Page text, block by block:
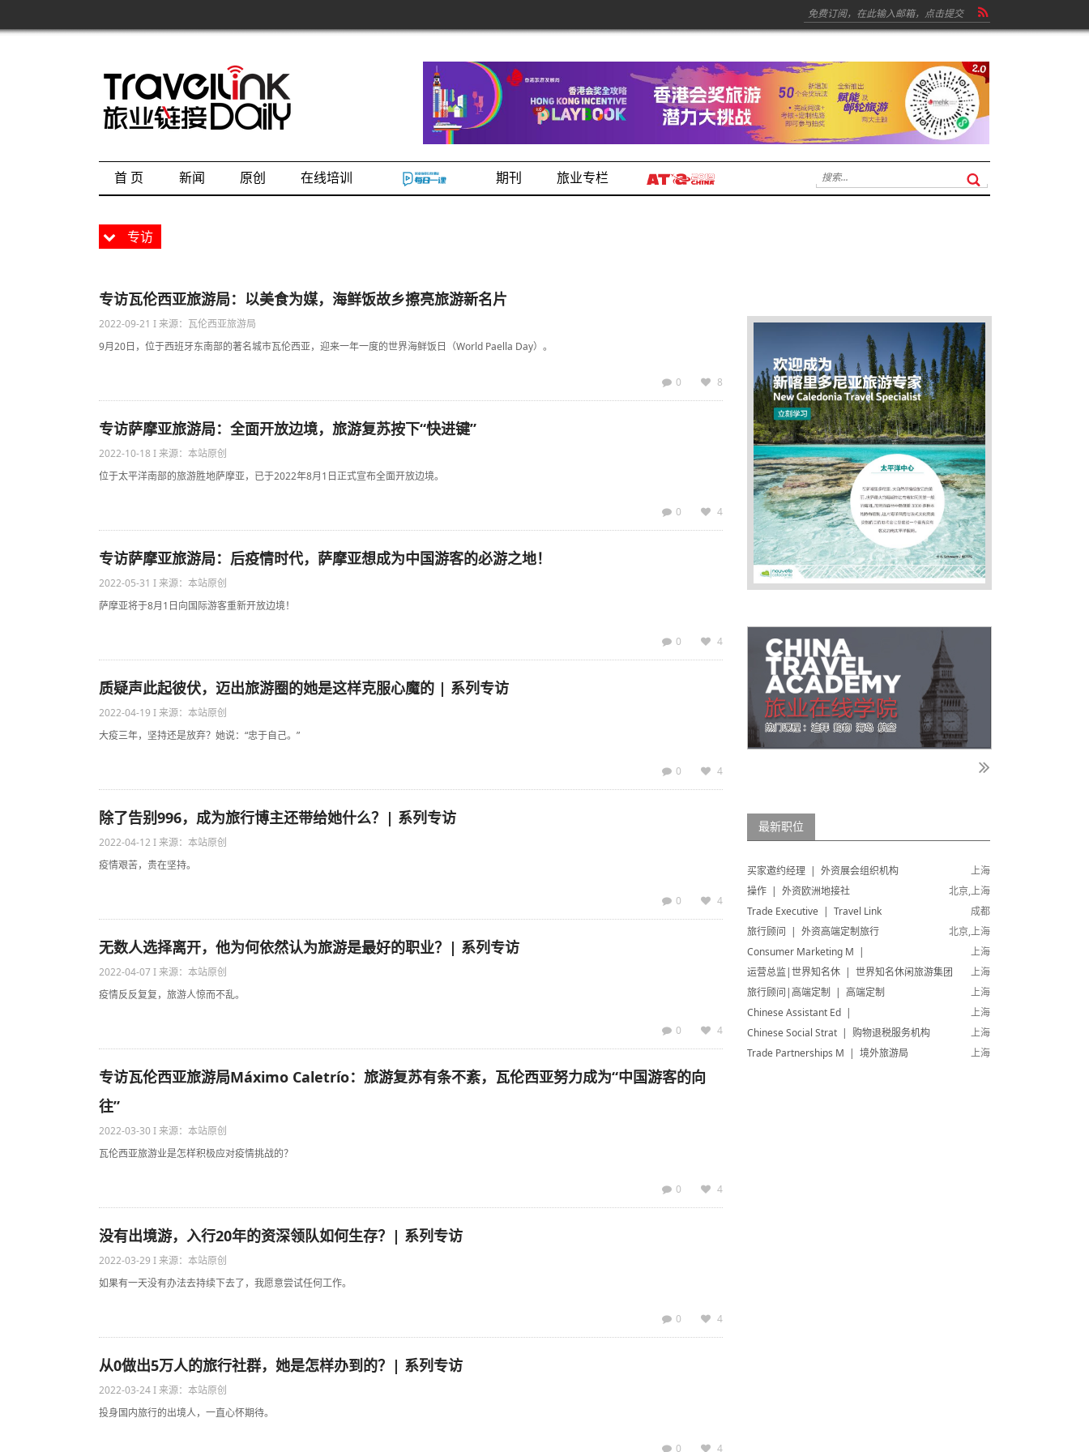
首 页 新闻 原创 在线培训 期刊 旅业专栏
专访
专访瓦伦西亚旅游局：以美食为媒，海鲜饭故乡擦亮旅游新名片
2022-09-21 I 来源：瓦伦西亚旅游局
9月20日，位于西班牙东南部的著名城市瓦伦西亚，迎来一年一度的世界海鲜饭日（World Paella Day）。
0 8
专访萨摩亚旅游局：全面开放边境，旅游复苏按下“快进键”
2022-10-18 I 来源：本站原创
位于太平洋南部的旅游胜地萨摩亚，已于2022年8月1日正式宣布全面开放边境。
0 4
专访萨摩亚旅游局：后疫情时代，萨摩亚想成为中国游客的必游之地！
2022-05-31 I 来源：本站原创
萨摩亚将于8月1日向国际游客重新开放边境！
0 4
质疑声此起彼伏，迈出旅游圈的她是这样克服心魔的 | 系列专访
2022-04-19 I 来源：本站原创
大疫三年，坚持还是放弃？她说：“忠于自己。”
0 4
除了告别996，成为旅行博主还带给她什么？| 系列专访
2022-04-12 I 来源：本站原创
疫情艰苦，贵在坚持。
0 4
无数人选择离开，他为何依然认为旅游是最好的职业？| 系列专访
2022-04-07 I 来源：本站原创
疫情反反复复，旅游人惊而不乱。
0 4
专访瓦伦西亚旅游局Máximo Caletrío：旅游复苏有条不紊，瓦伦西亚努力成为“中国游客的向
往”
2022-03-30 I 来源：本站原创
瓦伦西亚旅游业是怎样积极应对疫情挑战的？
0 4
没有出境游，入行20年的资深领队如何生存？| 系列专访
2022-03-29 I 来源：本站原创
如果有一天没有办法去持续下去了，我愿意尝试任何工作。
0 4
从0做出5万人的旅行社群，她是怎样办到的？| 系列专访
2022-03-24 I 来源：本站原创
投身国内旅行的出境人，一直心怀期待。
0 4
最新职位
上海
买家邀约经理 | 外资展会组织机构
北京,上海
操作 | 外资欧洲地接社
成都
Trade Executive | Travel Link
北京,上海
旅行顾问 | 外资高端定制旅行
上海
Consumer Marketing M |
上海
运营总监|世界知名休 | 世界知名休闲旅游集团
上海
旅行顾问|高端定制 | 高端定制
上海
Chinese Assistant Ed |
上海
Chinese Social Strat | 购物退税服务机构
上海
Trade Partnerships M | 境外旅游局